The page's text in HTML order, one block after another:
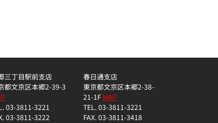
三丁目駅前支店
都文京区本郷2-39-3
03-3811-3221
03-3811-3222
春日通支店
東京都文京区本郷2-38-
21-1FMAP
TEL. 03-3811-3221
FAX. 03-3811-3418